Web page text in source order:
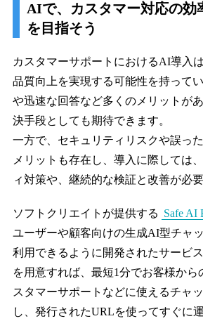
AIで、カスタマー対応の効
を目指そう
カスタマーサポートにおけるAI導入
品質向上を実現する可能性を持って
や迅速な回答など多くのメリットが
決手段としても期待できます。
一方で、セキュリティリスクや誤っ
メリットも存在し、導入に際しては
ィ対策や、継続的な検証と改善が必要
ソフトクリエイトが提供する Safe AI
ユーザーや顧客向けの生成AI型チャ
利用できるように開発されたサービ
を用意すれば、最短1分でお客様から
スタマーサポートなどに使えるチャ
し、発行されたURLを使ってすぐに